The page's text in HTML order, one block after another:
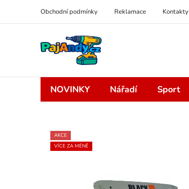
obsah
Obchodní podmínky Reklamace Kontakty
NOVINKY Nářadí Sport
AKCE
VÍCE ZA MÉNĚ